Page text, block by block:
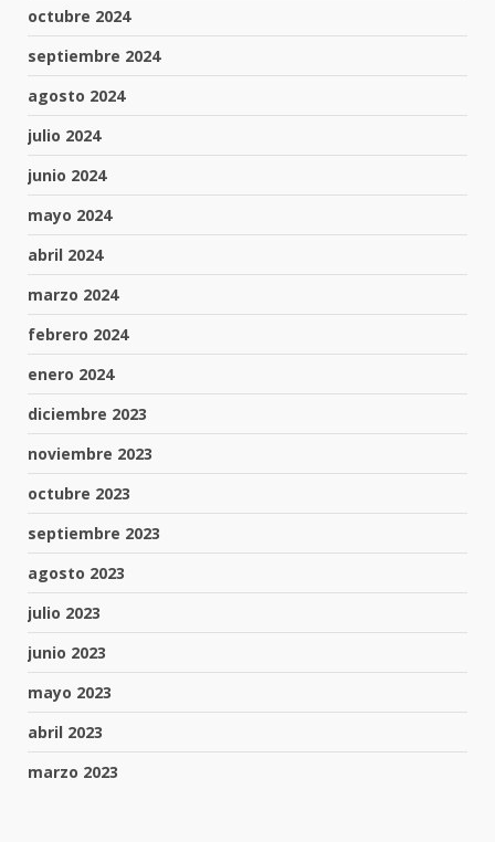
octubre 2024
septiembre 2024
agosto 2024
julio 2024
junio 2024
mayo 2024
abril 2024
marzo 2024
febrero 2024
enero 2024
diciembre 2023
noviembre 2023
octubre 2023
septiembre 2023
agosto 2023
julio 2023
junio 2023
mayo 2023
abril 2023
marzo 2023